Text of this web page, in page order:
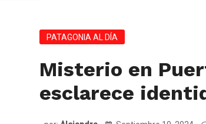
PATAGONIA AL DÍA
Misterio en
esclarece